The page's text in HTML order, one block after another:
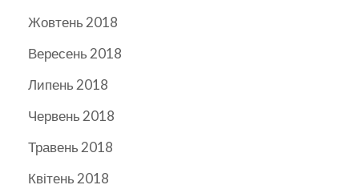
Жовтень 2018
Вересень 2018
Липень 2018
Червень 2018
Травень 2018
Квітень 2018